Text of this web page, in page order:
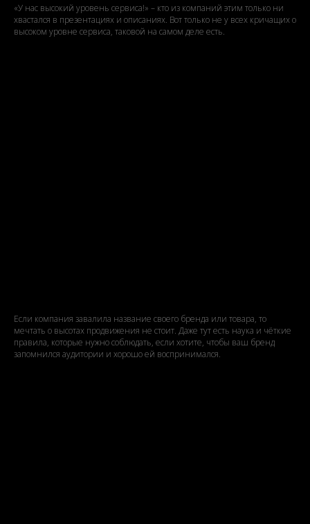
«У нас высокий уровень сервиса!» – кто из компаний этим только ни
хвастался в презентациях и описаниях. Вот только не у всех кричащих о
высоком уровне сервиса, таковой на самом деле есть.
Если компания завалила название своего бренда или товара, то
мечтать о высотах продвижения не стоит. Даже тут есть наука и чёткие
правила, которые нужно соблюдать, если хотите, чтобы ваш бренд
запомнился аудитории и хорошо ей воспринимался.